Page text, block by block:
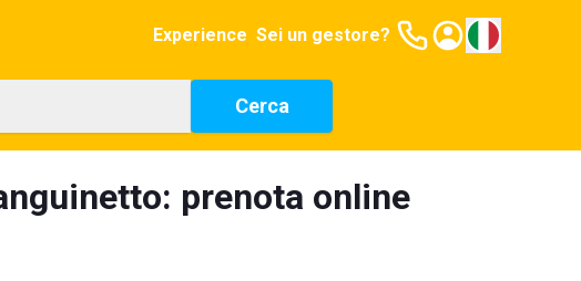
Experience Sei un gestore?
Cerca
prenota online